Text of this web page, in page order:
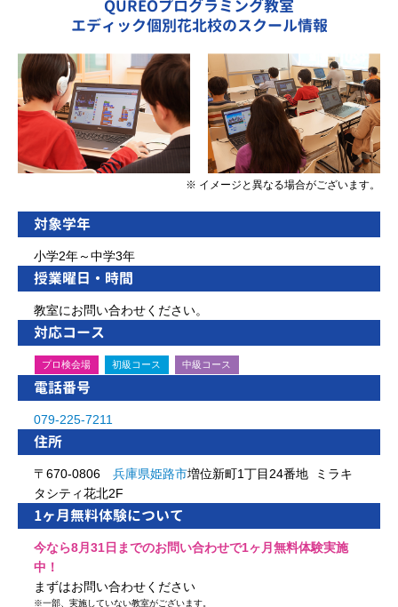
QUREOプログラミング教室
エディック個別花北校のスクール情報
※ イメージと異なる場合がございます。
対象学年
小学2年～中学3年
授業曜日・時間
教室にお問い合わせください。
対応コース
プロ検会場 初級コース 中級コース
電話番号
079-225-7211
住所
〒670-0806 兵庫県姫路市増位新町1丁目24番地 ミラキ
タシティ花北2F
1ヶ月無料体験について
今なら8月31日までのお問い合わせで1ヶ月無料体験実施
中！
まずはお問い合わせください
※一部、実施していない教室がございます。